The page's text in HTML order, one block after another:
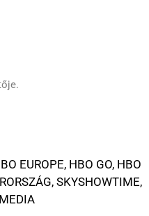
EUROPE, HBO GO, HBO
, SKYSHOWTIME,